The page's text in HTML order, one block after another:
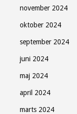
november 2024
oktober 2024
september 2024
juni 2024
maj 2024
april 2024
marts 2024